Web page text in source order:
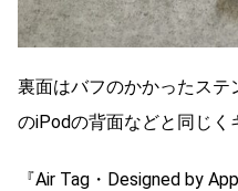
裏面はバフのかかったス
のiPodの背面などと同じく
『Air Tag・Designed by